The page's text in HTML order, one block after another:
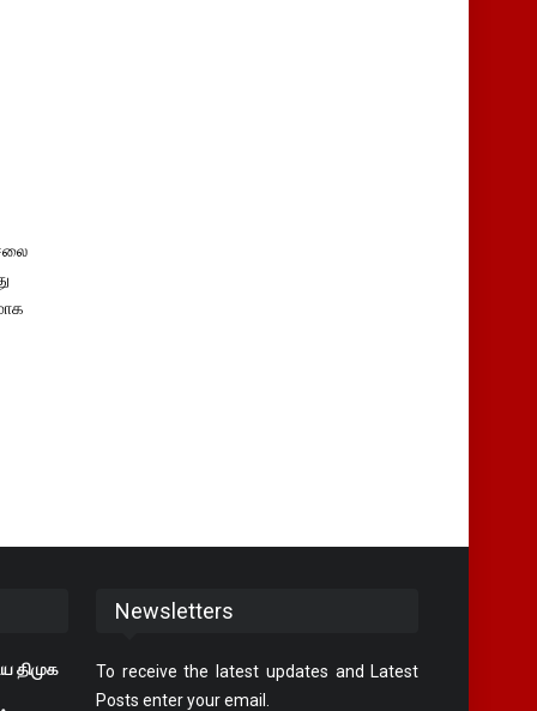
திமுக
Newsletters
To receive the latest updates and Latest
Posts enter your email.